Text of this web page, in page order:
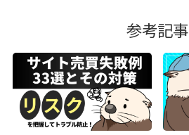
参考記事